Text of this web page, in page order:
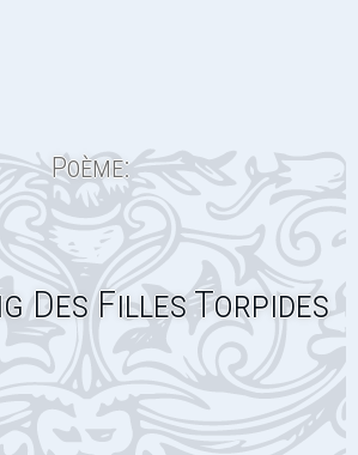
Poème:
Des Filles Torpides